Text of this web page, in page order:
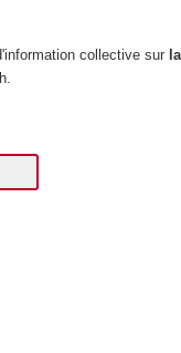
collective sur